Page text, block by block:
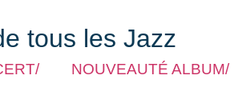
tous les Jazz
NOUVEAUTÉ ALBUM/